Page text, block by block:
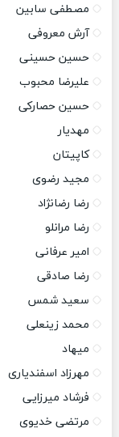
مصطفی سابین
آرش معروفی
حسین حسینی
علیرضا محبوب
حسین حصارکی
مهدیار
کاپیتان
مجید رضوی
رضا رضانژاد
رضا مرانلو
امیر عرفانی
رضا صادقی
سعید شمس
محمد زینعلی
میهاد
مهرزاد اسفندیاری
فرشاد میرزایی
مرتضی خدیوی